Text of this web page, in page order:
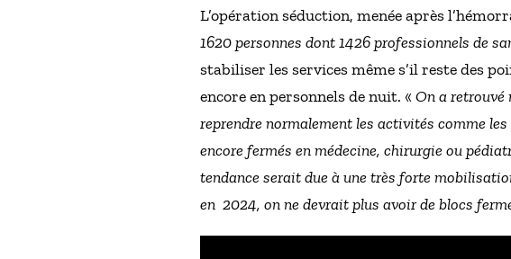
L’opération séduction, menée après
1620 personnes dont 1426 professionnels de
stabiliser les services même s’il reste des
encore en personnels de nuit. « On a retrouvé
reprendre normalement les activités comme
encore fermés en médecine, chirurgie ou
tendance serait due à une très forte
en 2024, on ne devrait plus avoir de blocs